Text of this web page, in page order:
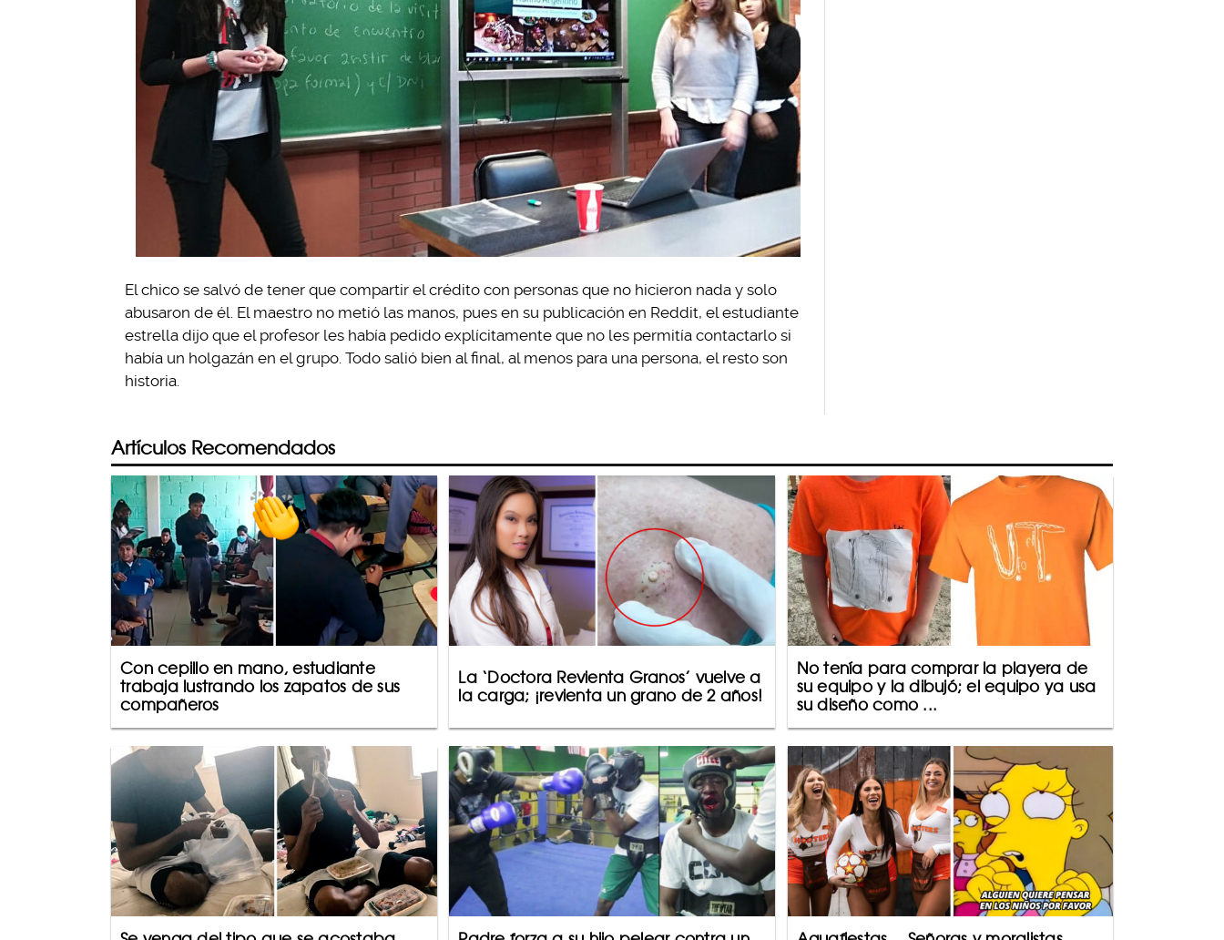
El chico se salvó de tener que compartir el crédito con personas que no hicieron nada y solo
abusaron de él. El maestro no metió las manos, pues en su publicación en Reddit, el estudiante
estrella dijo que el profesor les había pedido explícitamente que no les permitía contactarlo si
había un holgazán en el grupo. Todo salió bien al final, al menos para una persona, el resto son
historia.
Artículos Recomendados
Con cepillo en mano, estudiante
trabaja lustrando los zapatos de sus
compañeros
La ‘Doctora Revienta Granos’ vuelve a
la carga; ¡revienta un grano de 2 años!
No tenía para comprar la playera de
su equipo y la dibujó; el equipo ya usa
su diseño como ...